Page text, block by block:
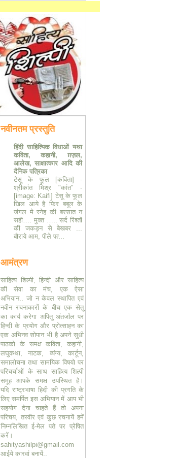
नवीनतम प्रस्तुति
हिंदी साहित्यिक विधाओं यथा
कविता, कहानी, ग़ज़ल,
आलेख, साक्षात्कार आदि की
दैनिक पत्रिका
टेसू के फूल [कविता] -
श्रीकांत मिश्र "कांत"-
[image: Kaifi] टेसू के फूल
खिल आये है फ़िर बबूल के
जंगल मे स्नेह की बरसात न
सही…. मुक्‍त ….. सर्द रिश्तों
की जकड़न से बेखबर ...
बौराये आम, पीले पत्‍...
आमंत्रण
साहित्य शिल्पी, हिन्दी और साहित्य
की सेवा का मंच, एक ऐसा
अभियान.. जो न केवल स्थापित एवं
नवीन रचनाकारों के बीच एक सेतु
का कार्य करेगा अपितु अंतर्जाल पर
हिन्दी के प्रयोग और प्रोत्साहन का
एक अभिनव सोपान भी है अपने सुधी
पाठको के समक्ष कविता, कहानी,
लघुकथा, नाटक, व्यंग्य, कार्टून,
समालोचना तथा सामयिक विषयो पर
परिचर्चाओं के साथ साहित्य शिल्पी
समूह आपके समक्ष उपस्थित है।
यदि राष्ट्रभाषा हिदी की प्रगति के
लिए समर्पित इस अभियान में आप भी
सहयोग देना चाहते हैं तो अपना
परिचय, तस्वीर एवं कुछ रचनायें हमें
निम्नलिखित ई-मेल पते पर प्रेषित
करें।
sahityashilpi@gmail.com
आईये कारवां बनायें..